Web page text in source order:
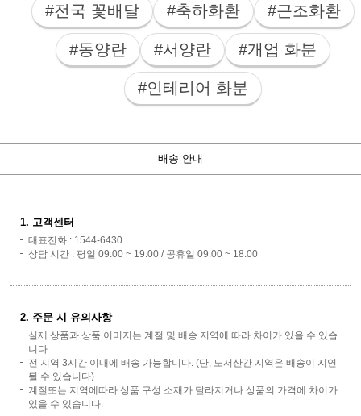
#전국 꽃배달 #축하화환 #근조화환
#동양란 #서양란 #개업 화분
#인테리어 화분
배송 안내
1. 고객센터
대표전화 : 1544-6430
상담 시간 : 평일 09:00 ~ 19:00 / 공휴일 09:00 ~ 18:00
2. 주문 시 유의사항
실제 상품과 상품 이미지는 계절 및 배송 지역에 따라 차이가 있을 수 있습
니다.
전 지역 3시간 이내에 배송 가능합니다. (단, 도서산간 지역은 배송이 지연
될 수 있습니다)
계절또는 지역에따라 상품 구성 소재가 달라지거나 상품의 가격에 차이가
있을 수 있습니다.